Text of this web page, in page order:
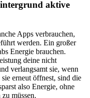
aktive
Apps verbrauchen,
werden. Ein großer
Energie brauchen.
deine nicht
verlangsamt sie, wenn
erneut öffnest, sind die
also Energie, ohne
müssen.